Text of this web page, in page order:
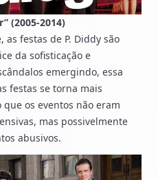
(2005-2014)
as festas de P. Diddy são
da sofisticação e
emergindo, essa
festas se torna mais
os eventos não eram
mas possivelmente
abusivos.